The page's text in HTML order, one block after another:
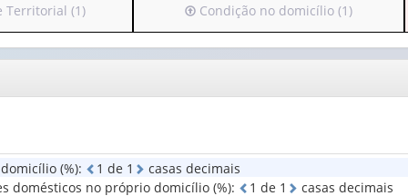
Territorial (1)
Irá
para
o
cabeçalho
apenas
Condição
no
Condição no domicílio (1)
(%): 1 de 1
casas decimais
domésticos no próprio domicílio (%): 1 de 1 casas decimais